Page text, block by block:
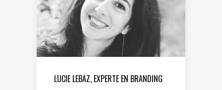
LUCIE LEBAZ, EXPERTE EN BRANDING